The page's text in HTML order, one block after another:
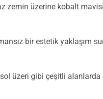
zemin üzerine kobalt mavisi
bir estetik yaklaşım
üzeri gibi çeşitli alanlarda